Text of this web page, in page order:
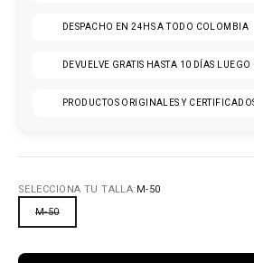
DESPACHO EN 24HS A TODO COLOMBIA
DEVUELVE GRATIS HASTA 10 DÍAS LUEGO
PRODUCTOS ORIGINALES Y
SELECCIONA TU TALLA: M-50
M-50